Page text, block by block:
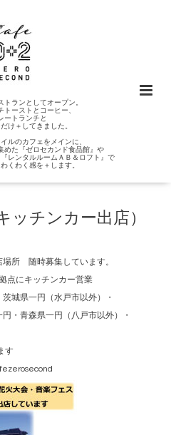
トランとしてオープン。
トーストとコーヒー、
ートランチと
け＋してきました。
イルのカフェをメインに、
めた『ゼロセカンド食品館』や
レンタルルームＡＢ＆ロフト』で
くわく感を＋します。
ッチンカー出店）
場所 随時募集しています。
点にキッチンカー営業
城県一円（水戸市以外）・
・青森県一円（八戸市以外）・
す